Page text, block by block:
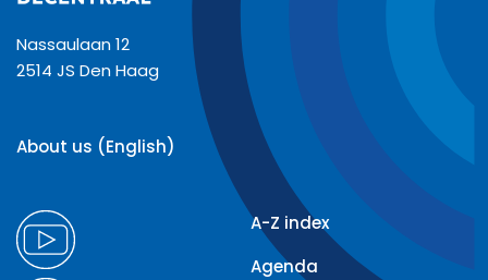
Nassaulaan 12
2514 JS Den Haag
About us (English)
A-Z index
Agenda